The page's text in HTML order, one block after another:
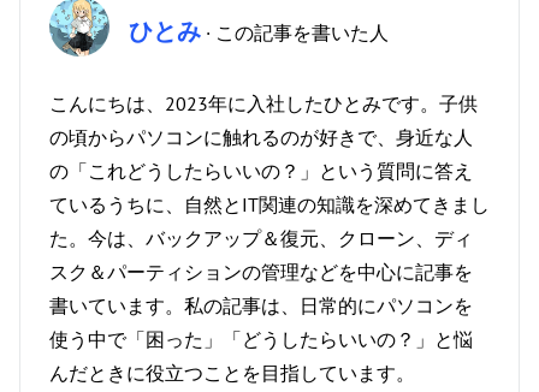
ひとみ · この記事を書いた人
こんにちは、2023年に入社したひとみです。子供
の頃からパソコンに触れるのが好きで、身近な人
の「これどうしたらいいの？」という質問に答え
ているうちに、自然とIT関連の知識を深めてきまし
た。今は、バックアップ＆復元、クローン、ディ
スク＆パーティションの管理などを中心に記事を
書いています。私の記事は、日常的にパソコンを
使う中で「困った」「どうしたらいいの？」と悩
んだときに役立つことを目指しています。